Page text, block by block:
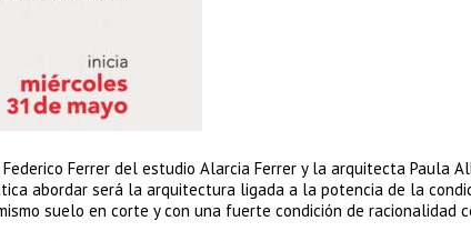
Ferrer del estudio Alarcia Ferrer y la arquitecta Paula
abordar será la arquitectura ligada a la potencia de la
suelo en corte y con una fuerte condición de racionalidad